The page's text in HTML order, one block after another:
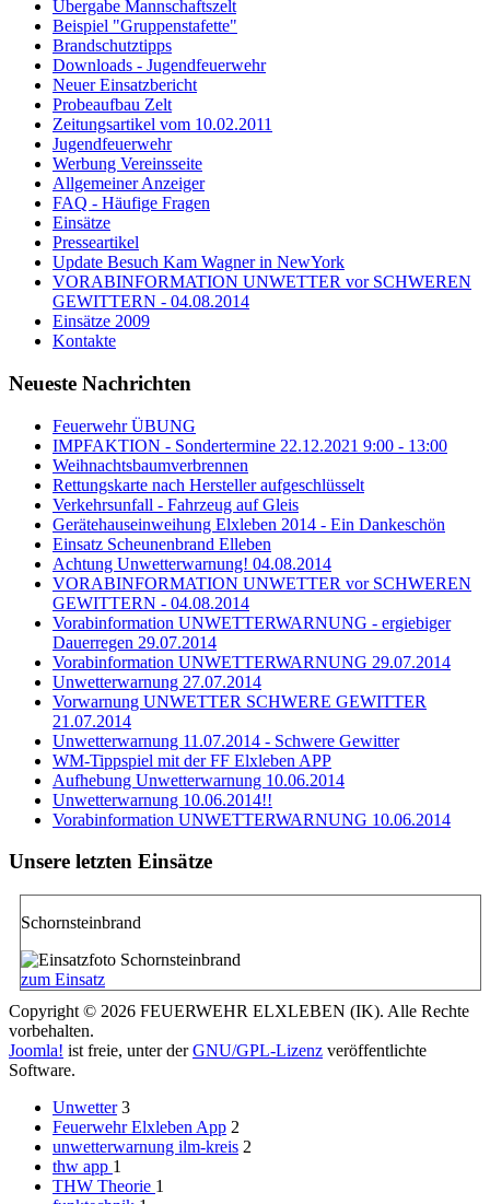
Übergabe Mannschaftszelt
Beispiel "Gruppenstafette"
Brandschutztipps
Downloads - Jugendfeuerwehr
Neuer Einsatzbericht
Probeaufbau Zelt
Zeitungsartikel vom 10.02.2011
Jugendfeuerwehr
Werbung Vereinsseite
Allgemeiner Anzeiger
FAQ - Häufige Fragen
Einsätze
Presseartikel
Update Besuch Kam Wagner in NewYork
VORABINFORMATION UNWETTER vor SCHWEREN
GEWITTERN - 04.08.2014
Einsätze 2009
Kontakte
Neueste Nachrichten
Feuerwehr ÜBUNG
IMPFAKTION - Sondertermine 22.12.2021 9:00 - 13:00
Weihnachtsbaumverbrennen
Rettungskarte nach Hersteller aufgeschlüsselt
Verkehrsunfall - Fahrzeug auf Gleis
Gerätehauseinweihung Elxleben 2014 - Ein Dankeschön
Einsatz Scheunenbrand Elleben
Achtung Unwetterwarnung! 04.08.2014
VORABINFORMATION UNWETTER vor SCHWEREN
GEWITTERN - 04.08.2014
Vorabinformation UNWETTERWARNUNG - ergiebiger
Dauerregen 29.07.2014
Vorabinformation UNWETTERWARNUNG 29.07.2014
Unwetterwarnung 27.07.2014
Vorwarnung UNWETTER SCHWERE GEWITTER
21.07.2014
Unwetterwarnung 11.07.2014 - Schwere Gewitter
WM-Tippspiel mit der FF Elxleben APP
Aufhebung Unwetterwarnung 10.06.2014
Unwetterwarnung 10.06.2014!!
Vorabinformation UNWETTERWARNUNG 10.06.2014
Unsere letzten Einsätze
Schornsteinbrand
zum Einsatz
Copyright © 2026 FEUERWEHR ELXLEBEN (IK). Alle Rechte
vorbehalten.
Joomla! ist freie, unter derGNU/GPL-Lizenz veröffentlichte
Software.
Unwetter 3
Feuerwehr Elxleben App 2
unwetterwarnung ilm-kreis 2
thw app 1
THW Theorie 1